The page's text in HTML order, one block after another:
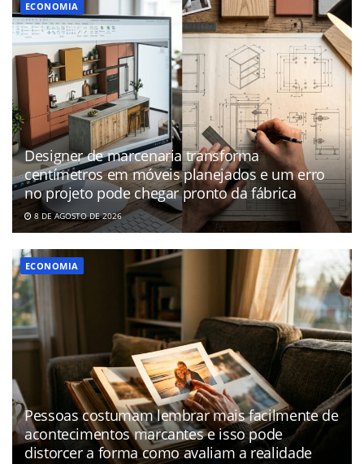
ECONOMIA
Designer de marcenaria transforma
centímetros em móveis planejados e um erro
no projeto pode chegar pronto da fábrica
8 DE AGOSTO DE 2026
ECONOMIA
Pessoas costumam lembrar mais facilmente de
acontecimentos marcantes e isso pode
distorcer a forma como avaliam a realidade